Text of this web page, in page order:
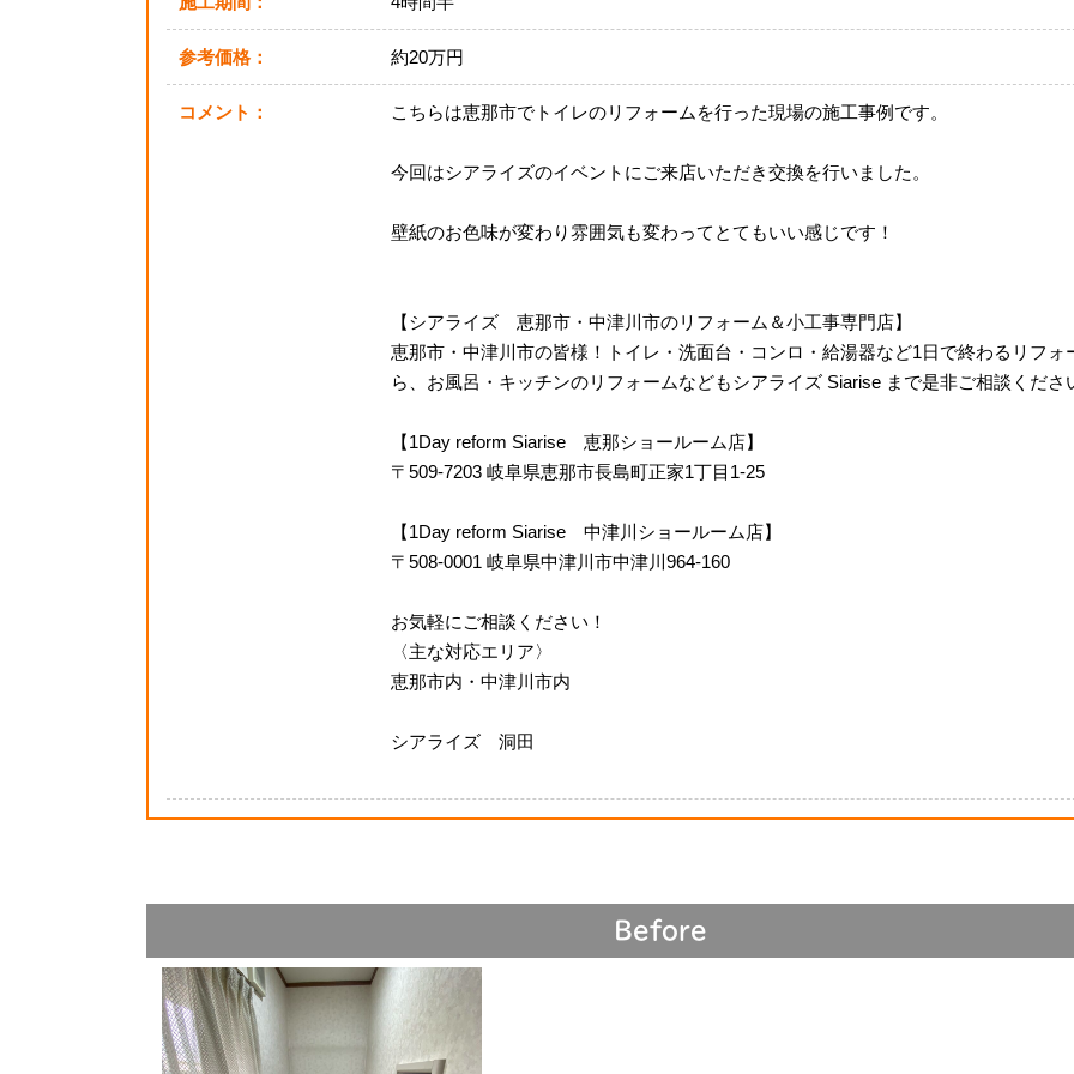
参考価格： 約20万円
コメント： こちらは恵那市でトイレのリフォームを行った現場の施工事例です。
今回はシアライズのイベントにご来店いただき交換を行いました。
壁紙のお色味が変わり雰囲気も変わってとてもいい感じです！
【シアライズ 恵那市・中津川市のリフォーム＆小工事専門店】
恵那市・中津川市の皆様！トイレ・洗面台・コンロ・給湯器など1日で終わるリフォ
ら、お風呂・キッチンのリフォームなどもシアライズ Siarise まで是非ご相談くださ
【1Day reform Siarise 恵那ショールーム店】
〒509-7203 岐阜県恵那市長島町正家1丁目1-25
【1Day reform Siarise 中津川ショールーム店】
〒508-0001 岐阜県中津川市中津川964-160
お気軽にご相談ください！
〈主な対応エリア〉
恵那市内・中津川市内
シアライズ 洞田
Before